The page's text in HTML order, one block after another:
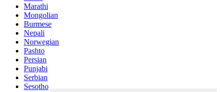
Marathi
Mongolian
Burmese
Nepali
Norwegian
Pashto
Persian
Punjabi
Serbian
Sesotho